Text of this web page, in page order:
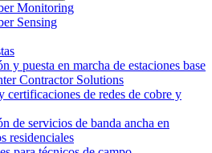
Monitoring
Sensing
y puesta en marcha de estaciones base
Contractor Solutions
certificaciones de redes de cobre y
de servicios de banda ancha en
residenciales